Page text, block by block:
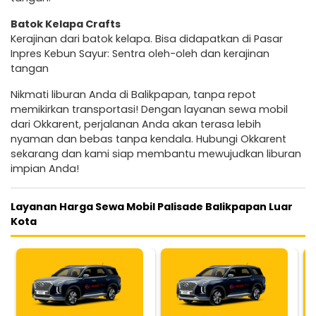
Batok Kelapa Crafts
Kerajinan dari batok kelapa. Bisa didapatkan di Pasar
Inpres Kebun Sayur: Sentra oleh-oleh dan kerajinan
tangan
Nikmati liburan Anda di Balikpapan, tanpa repot
memikirkan transportasi! Dengan layanan sewa mobil
dari Okkarent, perjalanan Anda akan terasa lebih
nyaman dan bebas tanpa kendala. Hubungi Okkarent
sekarang dan kami siap membantu mewujudkan liburan
impian Anda!
Layanan Harga Sewa Mobil Palisade Balikpapan Luar
Kota